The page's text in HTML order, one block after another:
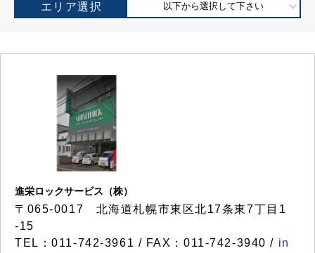
エリア選択 以下から選択して下さい
進栄ロックサービス（株）
〒065-0017 北海道札幌市東区北17条東7丁目1
-15
TEL：011-742-3961 / FAX：011-742-3940 / in